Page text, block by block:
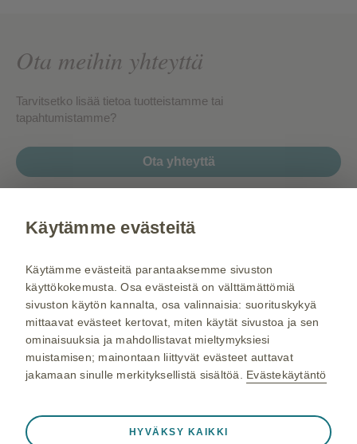
Ota meihin yhteyttä
Tarvitsetko lisää tietoa tuotteistamme tai
tapahtumistamme?
Ota yhteyttä
Gsk.fi
Hengitys.fi
livlife.com/fi-fi/
Tietoa GSK:sta
Tietosuojaseloste
Käytämme evästeitä
Käytämme evästeitä parantaaksemme sivuston
käyttökokemusta. Osa evästeistä on välttämättömiä
sivuston käytön kannalta, osa valinnaisia: suorituskykyä
mittaavat evästeet kertovat, miten käytät sivustoa ja sen
ominaisuuksia ja mahdollistavat mieltymyksiesi
muistamisen; mainontaan liittyvät evästeet auttavat
jakamaan sinulle merkityksellistä sisältöä. Evästekäytäntö
Välttämättömät evästeet ❮
HYVÄKSY KAIKKI